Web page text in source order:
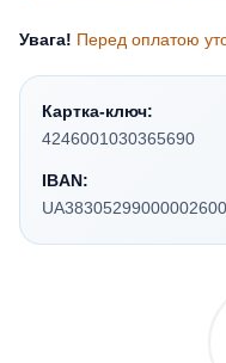
Увага! Перед оплатою
Картка-ключ:
4246001030365690
IBAN: